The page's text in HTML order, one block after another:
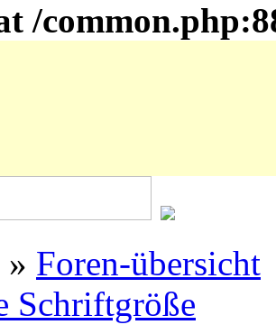
/
» Foren-übersicht
Schriftgröße